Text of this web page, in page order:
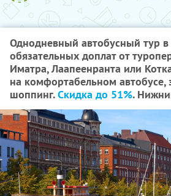
Однодневный автобусный тур
обязательных доплат от
Иматра, Лаапеенранта или
на комфортабельном автобусе,
шоппинг.Скидка до 51%.